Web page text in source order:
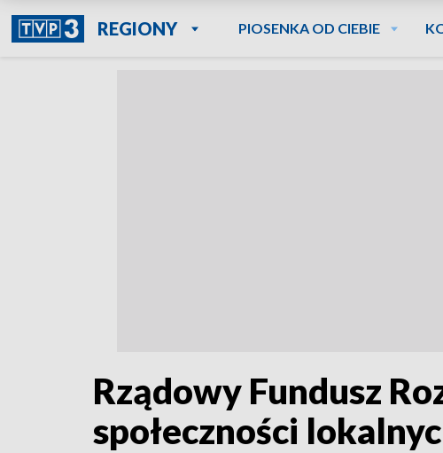
REGIONY PIOSENKA OD CIEBIE
Rządowy Fundusz
społeczności